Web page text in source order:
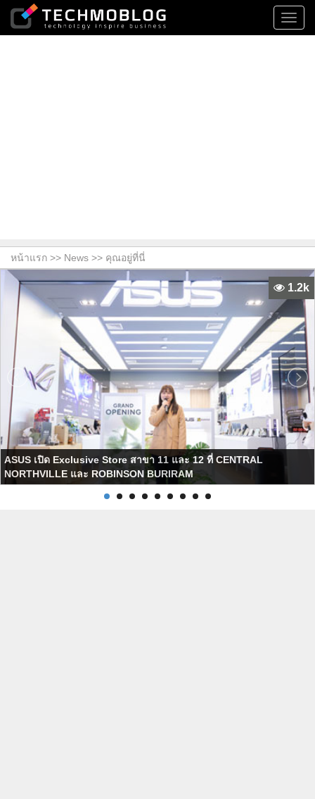
หน้าแรก >> News >> คุณอยู่ที่นี่
ASUS เปิด Exclusive Store สาขา 11 และ 12 ที่ CENTRAL
NORTHVILLE และ ROBINSON BURIRAM
1.2k